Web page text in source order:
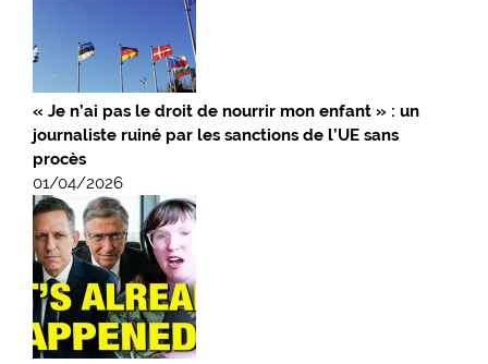
« Je n’ai pas le droit de nourrir mon enfant » : un
journaliste ruiné par les sanctions de l’UE sans
procès
01/04/2026